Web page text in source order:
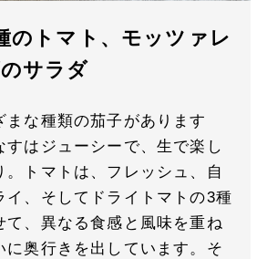
のトマト、モッツァレ
サラダ
まな種類の茄子があります
すはジューシーで、生で楽し
。トマトは、フレッシュ、自
イ、そしてドライトマトの3種
て、異なる食感と風味を重ね
に奥行きを出しています。そ